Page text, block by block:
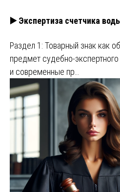
▶️ Экспертиза счетчика
Раздел 1: Товарный знак как
предмет судебно-
и современные пр…